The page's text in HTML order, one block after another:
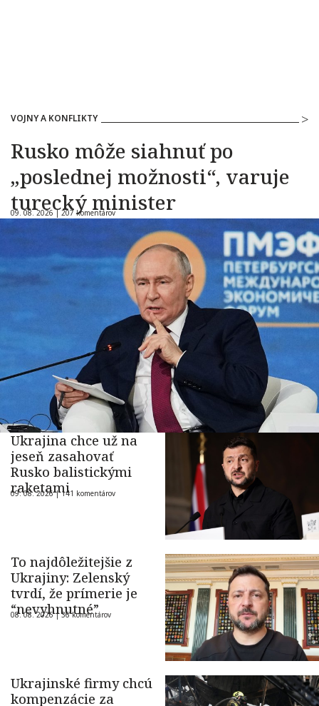
VOJNY A KONFLIKTY
Rusko môže siahnuť po
„poslednej možnosti“, varuje
turecký minister
09. 08. 2026 |207 komentárov
Ukrajina chce už na
jeseň zasahovať
Rusko balistickými
raketami
09. 08. 2026 |141 komentárov
To najdôležitejšie z
Ukrajiny: Zelenský
tvrdí, že prímerie je
“nevyhnutné”
08. 08. 2026 |36 komentárov
Ukrajinské firmy chcú
kompenzácie za